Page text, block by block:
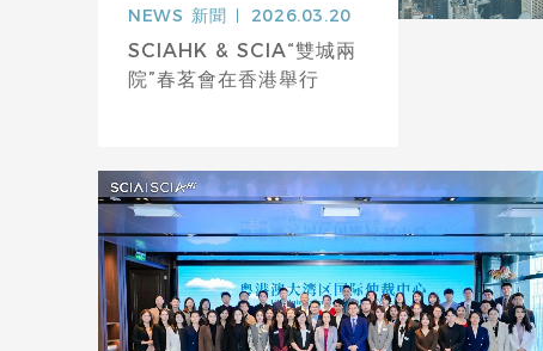
NEWS 新聞 2026.03.20
SCIAHK & SCIA“雙城兩
院”春茗會在香港舉行